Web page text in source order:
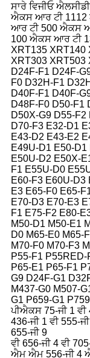
ਸਾਰੇ ਵਿਜੀਓ
ਐਕਸ ਆਰ ਟੀ
ਆਰ ਟੀ 500 ਐਕਸ
100 ਐਕਸ ਆਰ ਟੀ
XRT135 XRT140
XRT303 XRT503
D24F-F1 D24F-
F0 D32H-F1
D40F-F1 D40F-
D48F-F0 D50-F1
D50X-G9 D55-
D70-F3 E32-D1
E43-D2 E43-E2
E49U-D1 E50-
E50U-D2 E50X-
F1 E55U-D0
E60-F3 E60U-D3
E3 E65-F0 E65-
E70-D3 E70-E3
F1 E75-F2 E80-
M50-D1 M50-E1
D0 M65-E0 M65-
M70-F0 M70-F3
P55-F1
P65-E1 P65-F1
G9 D24F-G1
M437-G0 M507-
G1 P659-G1
ਪੀਐਕਸ 75-ਜੀ 1 ਵੀ
436-ਜੀ 1 ਵੀ 555-
655-ਜੀ 9
ਵੀ 656-ਜੀ 4 ਵੀ
ਐਮ ਐਮ 556-ਜੀ 4